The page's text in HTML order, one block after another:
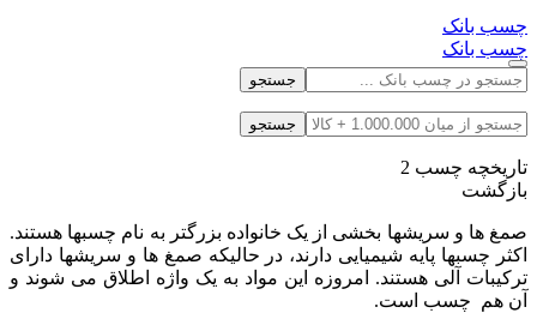
چسب بانک
چسب بانک
جستجو
جستجو
تاریخچه چسب 2
بازگشت
صمغ ها و سریشها بخشی از یک خانواده بزرگتر به نام چسبها هستند.
اکثر چسبها پایه شیمیایی دارند، در حالیکه صمغ ها و سریشها دارای
ترکیبات آلی هستند. امروزه این مواد به یک واژه اطلاق می شوند و
آن هم چسب است.